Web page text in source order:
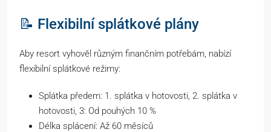
📝 Flexibilní splátkové plány
Aby resort vyhověl různým finančním potřebám, nabízí
flexibilní splátkové režimy:
Splátka předem: 1. splátka v hotovosti, 2. splátka v
hotovosti, 3: Od pouhých 10 %
Délka splácení: Až 60 měsíců